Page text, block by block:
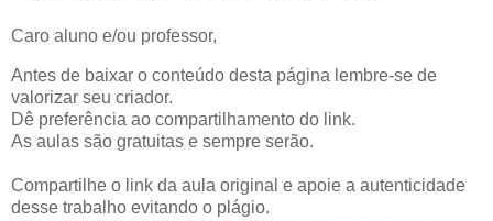
Caro aluno e/ou professor,
Antes de baixar o conteúdo desta página lembre-se de
valorizar seu criador.
Dê preferência ao compartilhamento do link.
As aulas são gratuitas e sempre serão.
Compartilhe o link da aula original e apoie a autenticidade
desse trabalho evitando o plágio.